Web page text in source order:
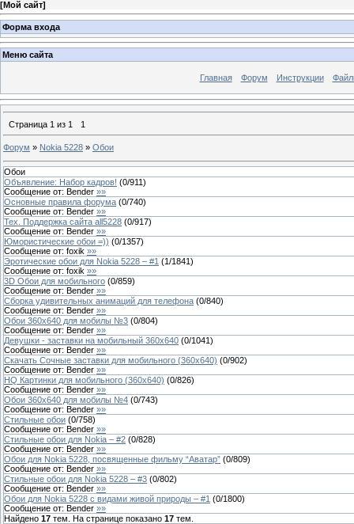
[Мой сайт]
Форма входа
Меню сайта
Главная Форум Инструкции
Страница 1 из 1 1
Форум » Nokia 5228 » Обои
Обои
Объявление: Набор кадров! (0/911)
Сообщение от: Bender »»
Основные правила форума (0/740)
Сообщение от: Bender »»
Тех. Поддержка сайта all5228 (0/917)
Сообщение от: Bender »»
Юмористические обои =)) (0/1357)
Сообщение от: foxik »»
Эротические обои для Nokia 5228 – #1 (1/1841)
Сообщение от: foxik »»
3D Обои для мобильного (0/859)
Сообщение от: Bender »»
Сборка удивительных анимаций для телефона (0/840)
Сообщение от: Bender »»
Обои 360х640 для мобилы №3 (0/804)
Сообщение от: Bender »»
Девушки - заставки на мобильный 360х640 (0/1041)
Сообщение от: Bender »»
Скачать Сочные заставки для мобильного (360x640) (0/902)
Сообщение от: Bender »»
HQ Картинки для мобильного (360х640) (0/826)
Сообщение от: Bender »»
Обои 360х640 для мобилы №4 (0/743)
Сообщение от: Bender »»
Стильные обои (0/758)
Сообщение от: Bender »»
Стильные обои для Nokia – #2 (0/828)
Сообщение от: Bender »»
Обои для Nokia 5228, посвященные фильму “Аватар” (0/809)
Сообщение от: Bender »»
Стильные обои для Nokia 5228 – #3 (0/802)
Сообщение от: Bender »»
Обои для Nokia 5228 с видами живой природы – #1 (0/1800)
Сообщение от: Bender »»
Найдено 17 тем. На странице показано 17 тем.